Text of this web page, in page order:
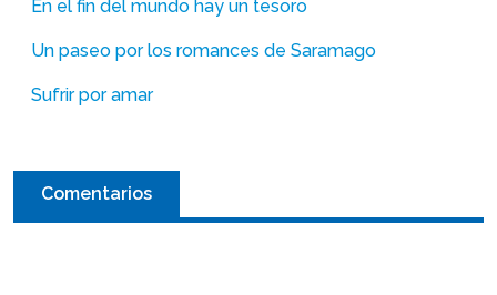
En el fin del mundo hay un tesoro
Un paseo por los romances de Saramago
Sufrir por amar
Comentarios